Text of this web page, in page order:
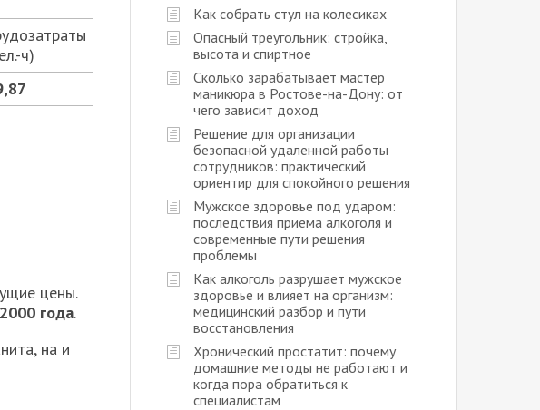
ч)
цены.
2000 года.
на и
Как собрать стул на колесиках
Опасный треугольник: стройка,
высота и спиртное
Сколько зарабатывает мастер
маникюра в Ростове-на-Дону: от
чего зависит доход
Решение для организации
безопасной удаленной работы
сотрудников: практический
ориентир для спокойного решения
Мужское здоровье под ударом:
последствия приема алкоголя и
современные пути решения
проблемы
Как алкоголь разрушает мужское
здоровье и влияет на организм:
медицинский разбор и пути
восстановления
Хронический простатит: почему
домашние методы не работают и
когда пора обратиться к
специалистам